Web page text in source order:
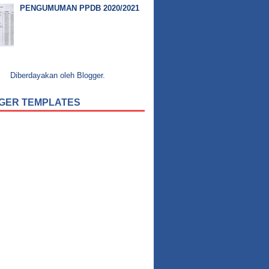
PENGUMUMAN PPDB 2020/2021
Diberdayakan oleh Blogger.
TEMPLATES